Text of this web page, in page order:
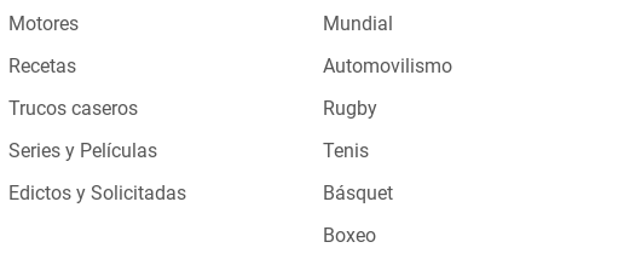
Motores
Recetas
Trucos caseros
Series y Películas
Edictos y Solicitadas
Mundial
Automovilismo
Rugby
Tenis
Básquet
Boxeo